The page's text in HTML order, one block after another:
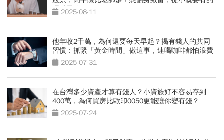
理財思維
2025-08-11
他年收2千萬，為何還要每天早起？揭有錢人的共同
習慣：抓緊「黃金時間」做這事，連喝咖啡都怕浪費
時間！
2025-07-31
在台灣多少資產才算有錢人？小資族好不容易存到
400萬，為何買房比歐印0050更能讓你變有錢？
2025-07-24